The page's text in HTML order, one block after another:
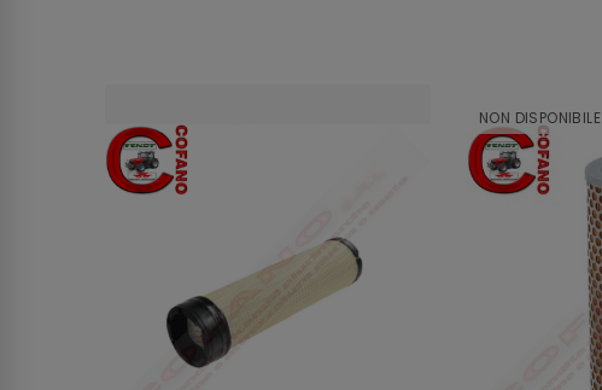
NON DISPONIBILE